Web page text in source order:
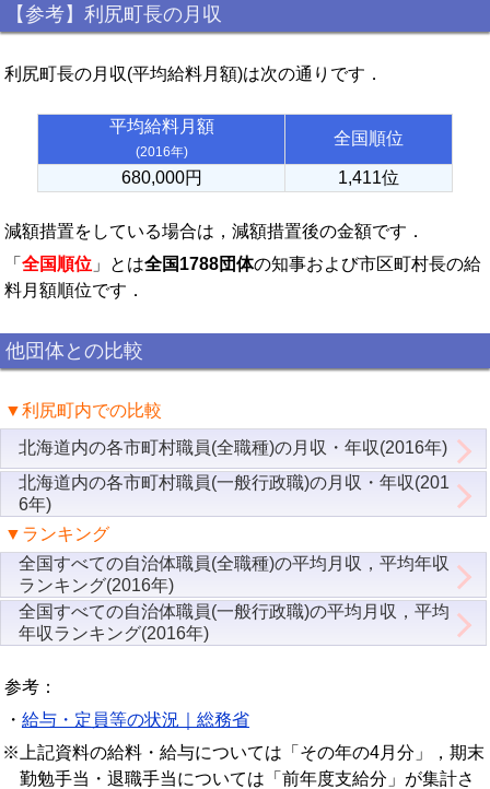
【参考】利尻町長の月収
利尻町長の月収(平均給料月額)は次の通りです．
平均給料月額
(2016年)
全国順位
680,000円 1,411位
減額措置をしている場合は，減額措置後の金額です．
「 全国順位 」とは全国1788団体の知事および市区町村長の給
料月額順位です．
他団体との比較
▼利尻町内での比較
北海道内の各市町村職員(全職種)の月収・年収(2016年)
北海道内の各市町村職員(一般行政職)の月収・年収(201
6年)
▼ランキング
全国すべての自治体職員(全職種)の平均月収，平均年収
ランキング(2016年)
全国すべての自治体職員(一般行政職)の平均月収，平均
年収ランキング(2016年)
参考：
・ 給与・定員等の状況｜総務省
※上記資料の給料・給与については「その年の4月分」，期末
勤勉手当・退職手当については「前年度支給分」が集計さ